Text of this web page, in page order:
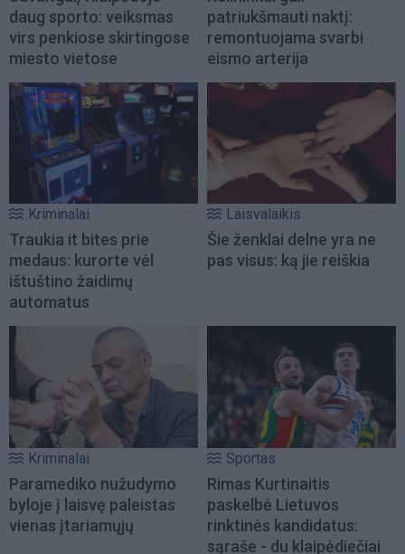
daug sporto: veiksmas
virs penkiose skirtingose
miesto vietose
patriukšmauti naktį:
remontuojama svarbi
eismo arterija
Kriminalai
Traukia it bites prie
medaus: kurorte vėl
ištuštino žaidimų
automatus
Laisvalaikis
Šie ženklai delne yra ne
pas visus: ką jie reiškia
Kriminalai
Paramediko nužudymo
byloje į laisvę paleistas
vienas įtariamųjų
Sportas
Rimas Kurtinaitis
paskelbė Lietuvos
rinktinės kandidatus:
sąraše - du klaipėdiečiai